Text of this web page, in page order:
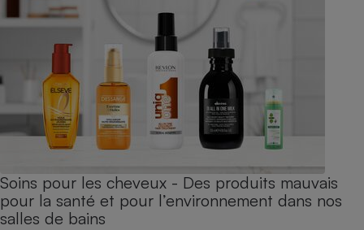
Soins pour les cheveux - Des produits mauvais
pour la santé et pour l’environnement dans nos
salles de bains